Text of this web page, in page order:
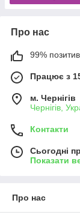
Про нас
99%
Працює з
м. Чернігів
Чернігів,
Контакти
Сьогодні
Показати
Про нас